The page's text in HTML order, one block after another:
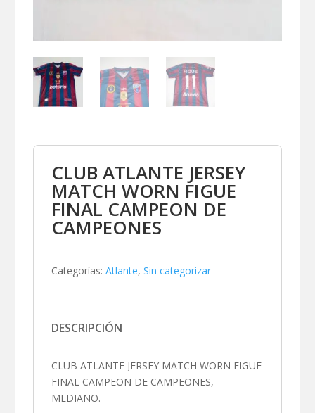
CLUB ATLANTE JERSEY
MATCH WORN FIGUE
FINAL CAMPEON DE
CAMPEONES
Categorías: Atlante,Sin categorizar
DESCRIPCIÓN
CLUB ATLANTE JERSEY MATCH WORN FIGUE
FINAL CAMPEON DE CAMPEONES,
MEDIANO.